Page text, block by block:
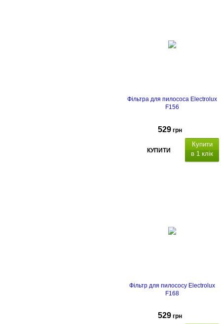
Фільтра для пилососа Electrolux
F156
529 грн
КУПИТИ
Купити
в 1 клік
Фільтр для пилососу Electrolux
F168
529 грн